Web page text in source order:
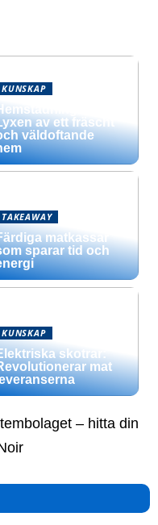
KUNSKAP
–
av ett fräscht
väldoftande
TAKEAWAY
matkassar
sparar tid och
KUNSKAP
skotrar:
mat
– hitta din